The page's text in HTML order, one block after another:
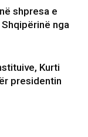
shpresa e
nga
Kurti
presidentin